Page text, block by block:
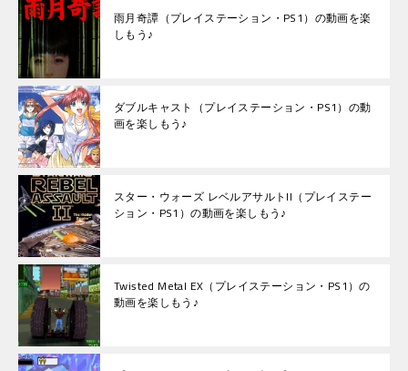
雨月奇譚（プレイステーション・PS1）の動画を楽
しもう♪
ダブルキャスト（プレイステーション・PS1）の動
画を楽しもう♪
スター・ウォーズ レベルアサルトII（プレイステー
ション・PS1）の動画を楽しもう♪
Twisted Metal EX（プレイステーション・PS1）の
動画を楽しもう♪